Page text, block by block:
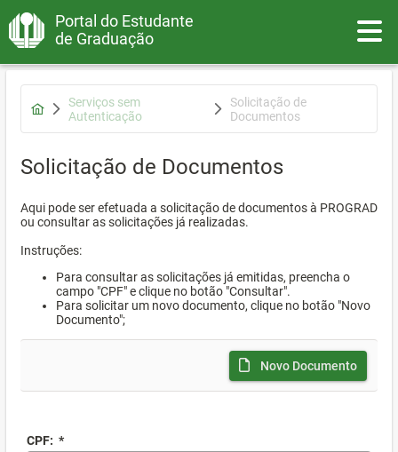
Portal do Estudante
de Graduação
Serviços sem
Autenticação
Solicitação de
Documentos
Solicitação de Documentos
Aqui pode ser efetuada a solicitação de documentos à PROGRAD
ou consultar as solicitações já realizadas.
Instruções:
Para consultar as solicitações já emitidas, preencha o
campo "CPF" e clique no botão "Consultar".
Para solicitar um novo documento, clique no botão "Novo
Documento";
Novo Documento
CPF: *